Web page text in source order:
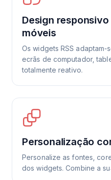
Design
móveis
Os widgets RSS adaptam-
ecrãs de computador,
totalmente reativo.
Personalização
Personalize as fontes,
dos widgets. Combine a